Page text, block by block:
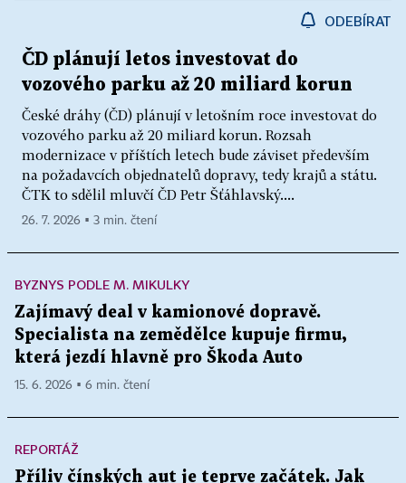
ODEBÍRAT
ČD plánují letos investovat do
vozového parku až 20 miliard korun
České dráhy (ČD) plánují v letošním roce investovat do
vozového parku až 20 miliard korun. Rozsah
modernizace v příštích letech bude záviset především
na požadavcích objednatelů dopravy, tedy krajů a státu.
ČTK to sdělil mluvčí ČD Petr Šťáhlavský....
26. 7. 2026 ▪ 3 min. čtení
BYZNYS PODLE M. MIKULKY
Zajímavý deal v kamionové dopravě.
Specialista na zemědělce kupuje firmu,
která jezdí hlavně pro Škoda Auto
15. 6. 2026 ▪ 6 min. čtení
REPORTÁŽ
Příliv čínských aut je teprve začátek. Jak